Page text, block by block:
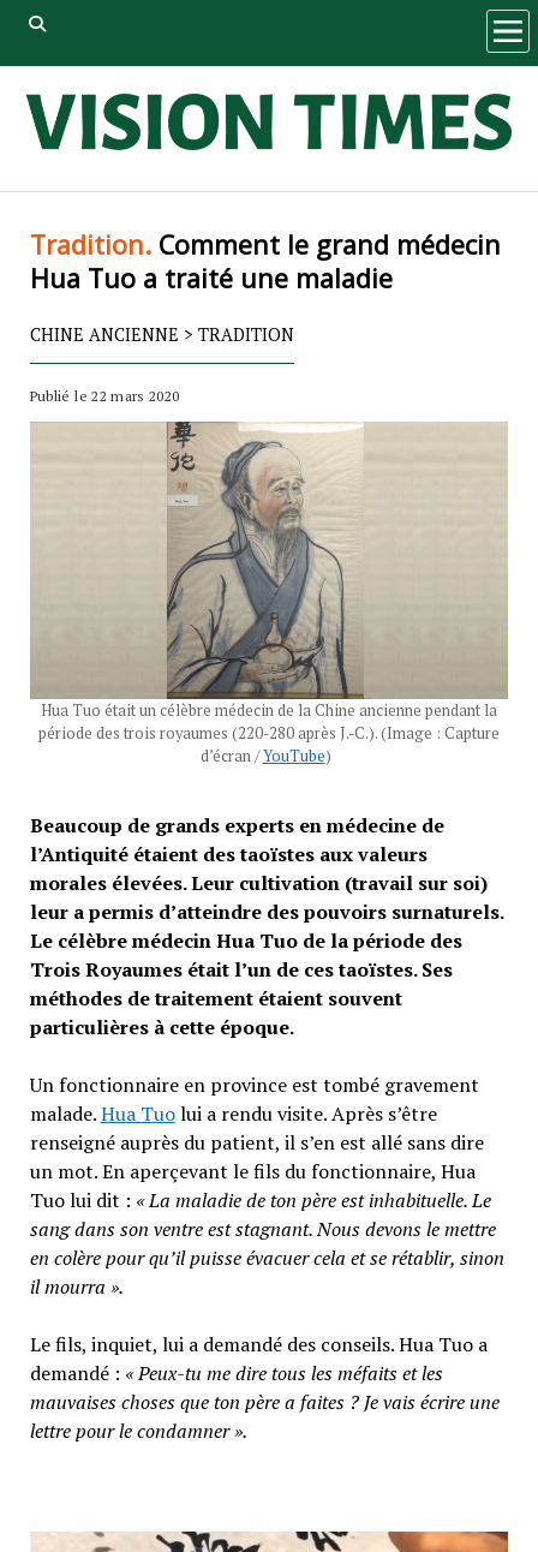
Tradition.Comment le grand médecin
Hua Tuo a traité une maladie
CHINE ANCIENNE > TRADITION
Publié le 22 mars 2020
Hua Tuo était un célèbre médecin de la Chine ancienne pendant la
période des trois royaumes (220-280 après J.-C.). (Image : Capture
d’écran /YouTube)
Beaucoup de grands experts en médecine de
l’Antiquité étaient des taoïstes aux valeurs
morales élevées. Leur cultivation (travail sur soi)
leur a permis d’atteindre des pouvoirs surnaturels.
Le célèbre médecin Hua Tuo de la période des
Trois Royaumes était l’un de ces taoïstes. Ses
méthodes de traitement étaient souvent
particulières à cette époque.
Un fonctionnaire en province est tombé gravement
malade.Hua Tuolui a rendu visite. Après s’être
renseigné auprès du patient, il s’en est allé sans dire
un mot. En aperçevant le fils du fonctionnaire, Hua
Tuo lui dit : « La maladie de ton père est inhabituelle. Le
sang dans son ventre est stagnant. Nous devons le mettre
en colère pour qu’il puisse évacuer cela et se rétablir, sinon
il mourra ».
Le fils, inquiet, lui a demandé des conseils. Hua Tuo a
demandé : « Peux-tu me dire tous les méfaits et les
mauvaises choses que ton père a faites ? Je vais écrire une
lettre pour le condamner ».